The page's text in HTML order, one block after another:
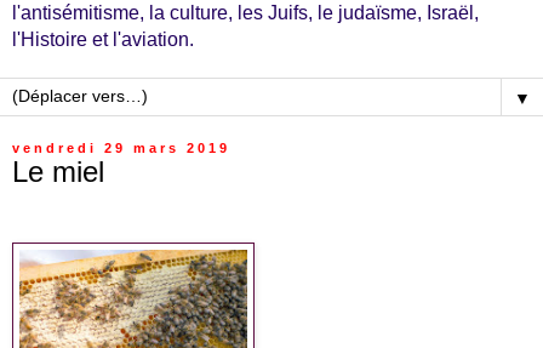
l'antisémitisme, la culture, les Juifs, le judaïsme, Israël,
l'Histoire et l'aviation.
▼
vendredi 29 mars 2019
Le miel